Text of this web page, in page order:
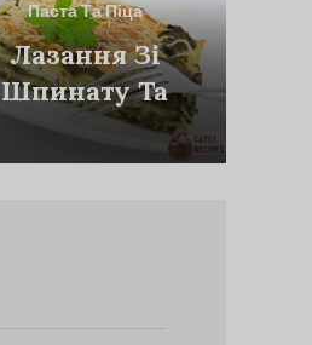
Паста Та Піца
Лазання Зі
Шпинату Та
Сиру З
Кедровими